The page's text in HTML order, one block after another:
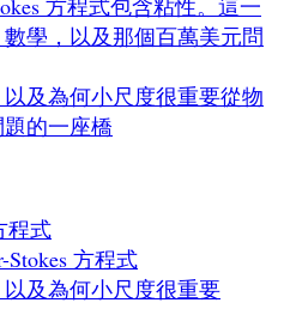
方程式包含粘性。這一
學，以及那個百萬美元問
以及為何小尺度很重要從物
的一座橋
程式
方程式
以及為何小尺度很重要